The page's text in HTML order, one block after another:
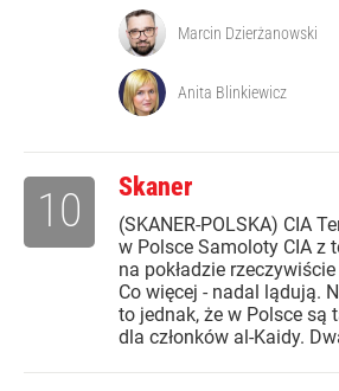
Marcin Dzierżanowski
Anita Blinkiewicz
Skaner
(SKANER-POLSKA) CIA
w Polsce Samoloty CIA z
na pokładzie
Co więcej - nadal lądują.
to jednak, że w Polsce są
dla członków al-Kaidy.
10